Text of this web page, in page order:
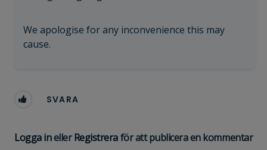
We apologise for any inconvenience this may
cause.
SVARA
Logga inellerRegistreraför att publicera en kommentar